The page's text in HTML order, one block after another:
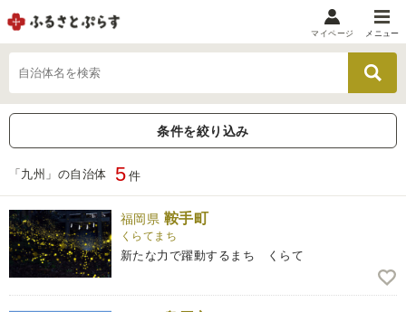
メニュー
マイメニュー
マイページ
閲覧履歴
メニュー
お礼の品をカテゴリや金額で絞り込み
自治体から探す
マイページ
条件を絞り込み
「九州」の自治体 5 件
福岡県 鞍手町
くらてまち
新たな力で躍動するまち くらて